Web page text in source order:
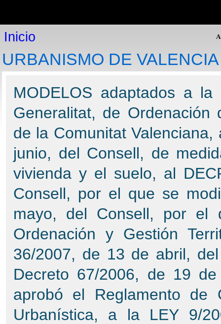
Modelos de expedientes
Legislación
Expediente Electrónico
Expediente Electrónico: Procedimientos Administrativos y
Gestión de Expedientes.
Helios: Gestión policial
GesDoc: Gestión de documentos
PAT: Gestión de Inventarios
Cementerio visual: Visita virtual
GesFin: Gestión Financiera
Gestión de presupuestos
PDP: Protección de datos personales
RUBI: Registros de urbanismo informatizados
Atención al cliente
Inicio
URBANISMO DE VALENCIA
MODELOS adaptados a
Generalitat, de Ordenación
de la Comunitat
junio, del Consell, de
vivienda y el suelo, al
Consell, por el que se
mayo, del Consell, por el
Ordenación y Gestión
36/2007, de 13 de abril,
Decreto 67/2006, de 19
aprobó el Reglamento de
Urbanística, a la LEY 9/